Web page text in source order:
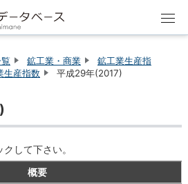
鉱工業・商業
鉱工業生産指
生産指数 平成29年(2017)
して下さい。
概要